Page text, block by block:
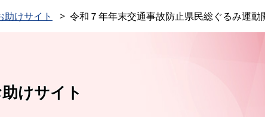
助けサイト 令和７年年末交通事故防止県民総ぐるみ運動
けサイト